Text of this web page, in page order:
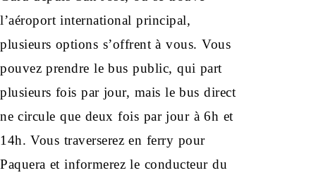
l’aéroport international principal,
plusieurs options s’offrent à vous. Vous
pouvez prendre le bus public, qui part
plusieurs fois par jour, mais le bus direct
ne circule que deux fois par jour à 6h et
14h. Vous traverserez en ferry pour
Paquera et informerez le conducteur du